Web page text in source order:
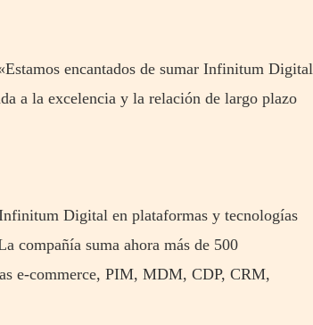
encantados de sumar Infinitum Digital
a la excelencia y la relación de largo plazo
Digital en plataformas y tecnologías
compañía suma ahora más de 500
e-commerce, PIM, MDM, CDP, CRM,